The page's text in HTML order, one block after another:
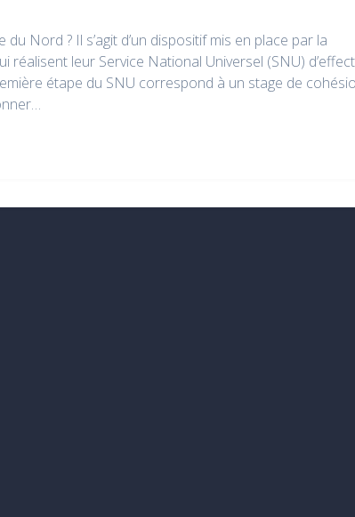
Nord ? Il s’agit d’un dispositif mis en place par la
leur Service National Universel (SNU)
étape du SNU correspond à un stage de